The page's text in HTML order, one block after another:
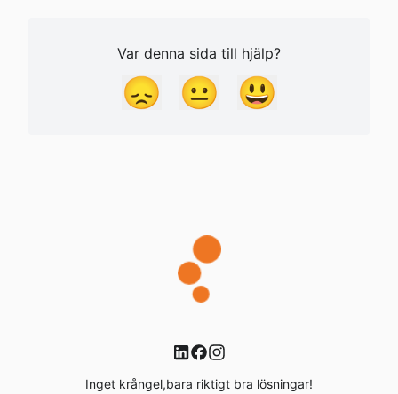
Var denna sida till hjälp?
😞 😐 😃
Inget krångel,bara riktigt bra lösningar!